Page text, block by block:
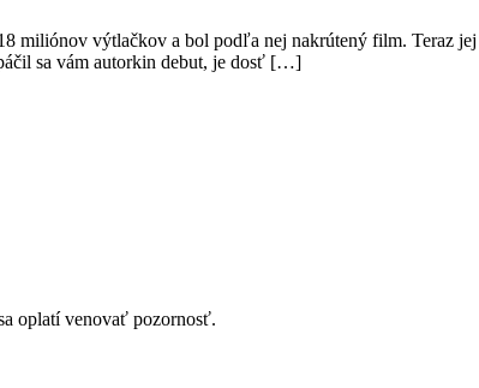
miliónov výtlačkov a bol podľa nej nakrútený film. Teraz
sa vám autorkin debut, je dosť […]
oplatí venovať pozornosť.